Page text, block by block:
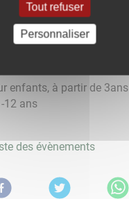
à vous enfants :
à partir de 8ans
enfants, à partir de 3ans
12 ans
des évènements
Tout refuser
Personnaliser